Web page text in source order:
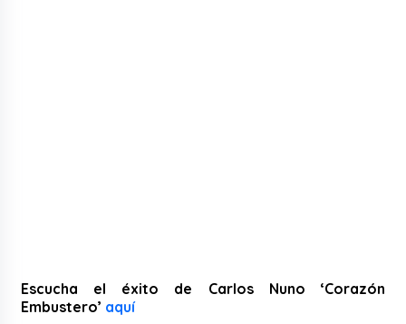
Escucha el éxito de Carlos Nuno ‘Corazón
Embustero’ aquí